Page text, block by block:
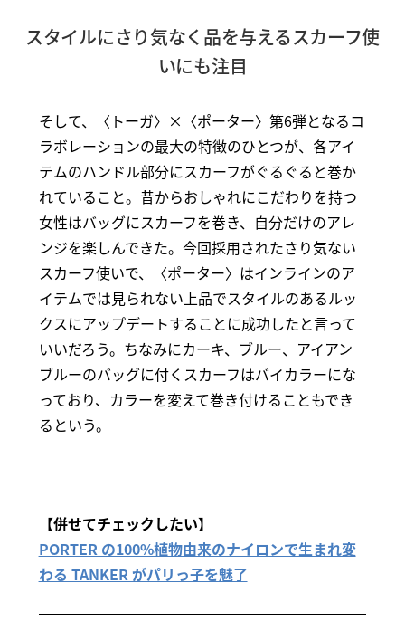
スタイルにさり気なく品を与えるスカーフ使
いにも注目
そして、〈トーガ〉×〈ポーター〉第6弾となるコ
ラボレーションの最大の特徴のひとつが、各アイ
テムのハンドル部分にスカーフがぐるぐると巻か
れていること。昔からおしゃれにこだわりを持つ
女性はバッグにスカーフを巻き、自分だけのアレ
ンジを楽しんできた。今回採用されたさり気ない
スカーフ使いで、〈ポーター〉はインラインのア
イテムでは見られない上品でスタイルのあるルッ
クスにアップデートすることに成功したと言って
いいだろう。ちなみにカーキ、ブルー、アイアン
ブルーのバッグに付くスカーフはバイカラーにな
っており、カラーを変えて巻き付けることもでき
るという。
【併せてチェックしたい】
PORTER の100%植物由来のナイロンで生まれ変
わる TANKER がパリっ子を魅了